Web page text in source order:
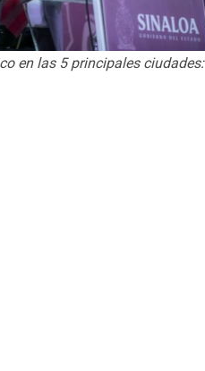
en las 5 principales ciudades: